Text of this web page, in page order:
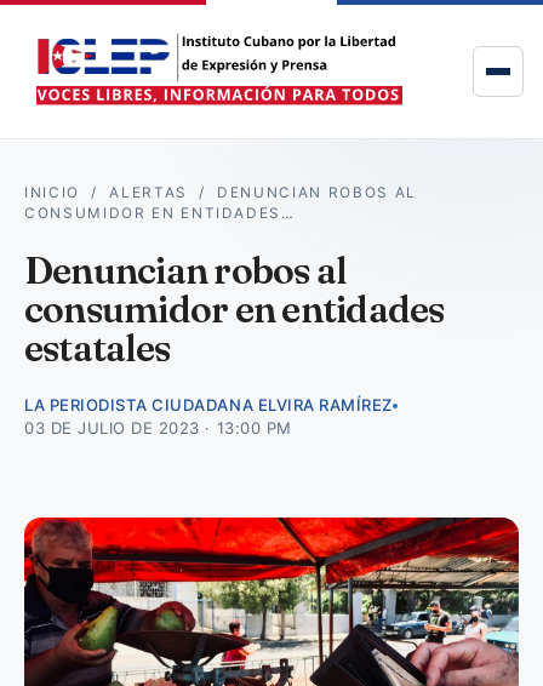
INICIO /ALERTAS / DENUNCIAN ROBOS AL
CONSUMIDOR EN ENTIDADES…
Denuncian robos al
consumidor en entidades
estatales
LA PERIODISTA CIUDADANA ELVIRA RAMÍREZ
03 DE JULIO DE 2023 · 13:00 PM